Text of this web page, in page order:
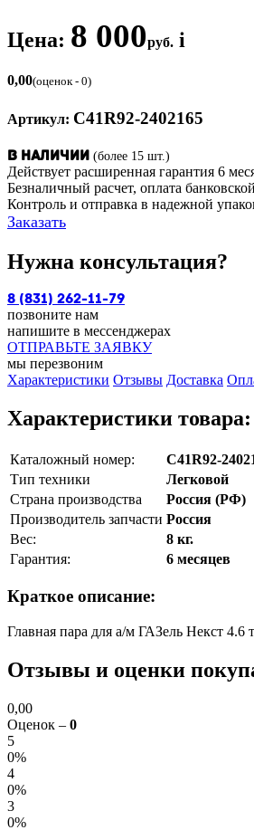
Цена: 8 000руб. i
0,00(оценок - 0)
Артикул: С41R92-2402165
В наличии (более 15 шт.)
Действует расширенная гарантия 6
Безналичный расчет, оплата
Контроль и отправка в надежной
Заказать
Нужна консультация?
8 (831) 262-11-79
позвоните нам
напишите в мессенджерах
ОТПРАВЬТЕ ЗАЯВКУ
мы перезвоним
Характеристики Отзывы Доставка
Характеристики товара:
Каталожный номер:
С41R92-
Тип техники
Легковой
Страна производства
Россия (РФ)
Производитель запчасти Россия
Вес:
8 кг.
Гарантия:
6 месяцев
Краткое описание:
Главная пара для а/м ГАЗель Некст 4.6
Отзывы и оценки
0,00
Оценок – 0
5
0%
4
0%
3
0%